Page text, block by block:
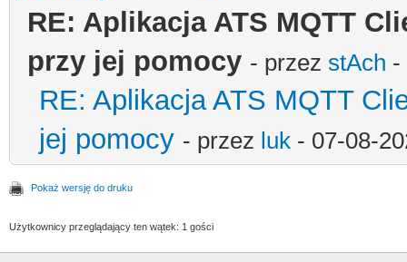
RE: Aplikacja ATS MQTT
przy jej pomocy - przez stAch -
RE: Aplikacja ATS MQTT
jej pomocy - przez luk - 07-08-
Pokaż wersję do druku
Użytkownicy przeglądający ten wątek: 1 gości